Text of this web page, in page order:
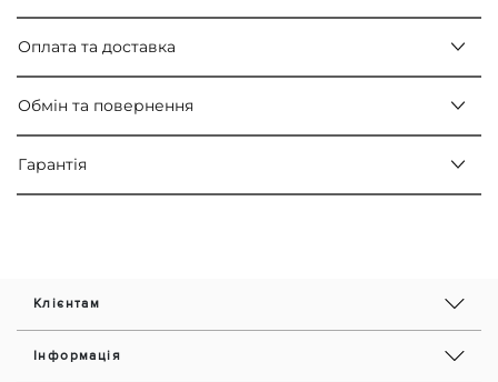
Оплата та доставка
Обмін та повернення
Гарантія
Клієнтам
Інформація